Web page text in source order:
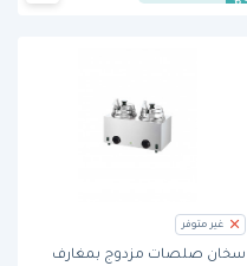
غير متوفر
سخان صلصات مزدوج بمغارف